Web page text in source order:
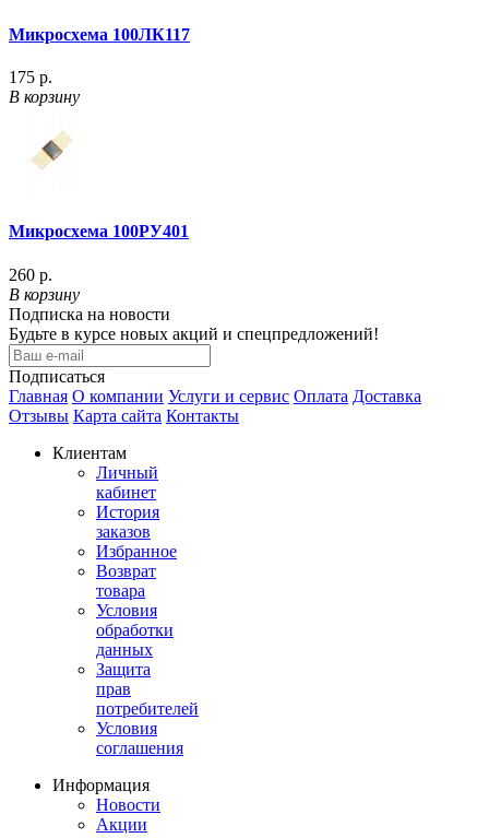
Микросхема 100ЛК117
175 р.
В корзину
Микросхема 100РУ401
260 р.
В корзину
Подписка на новости
Будьте в курсе новых акций и спецпредложений!
Подписаться
Главная О компании Услуги и сервис Оплата Доставка
Отзывы Карта сайта Контакты
Клиентам
Личный
кабинет
История
заказов
Избранное
Возврат
товара
Условия
обработки
данных
Защита
прав
потребителей
Условия
соглашения
Информация
Новости
Акции